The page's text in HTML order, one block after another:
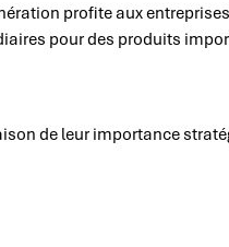
profite aux
pour des produits
de leur importance